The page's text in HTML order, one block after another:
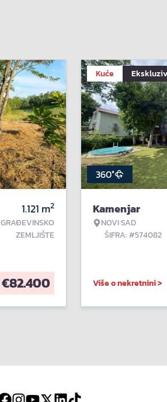
1.121 m2
GRAĐEVINSKO
ZEMLJIŠTE
€82.400
Kuće
360°
Kamenjar
NOVI SAD
ŠIFRA: #574082
Više o nekretnini >